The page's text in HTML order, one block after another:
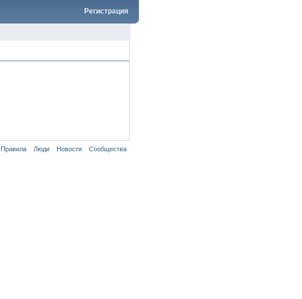
Регистрация
Правила Люди Новости Сообщества